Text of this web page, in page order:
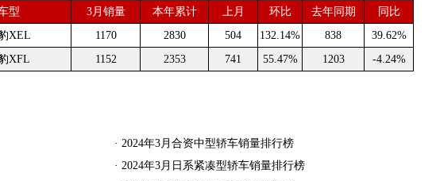
型 3月销量 本年累计 上月 环比 去年同期
同比
XEL 1170 2830 504 132.14% 838
39.62%
XFL 1152 2353 741 55.47% 1203 -4.24%
· 2024年3月合资中型轿车销量排行榜
· 2024年3月日系紧凑型轿车销量排行榜